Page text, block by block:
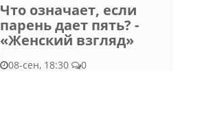
Что означает, если
парень дает пять? -
«Женский взгляд»
08-сен, 18:30 0